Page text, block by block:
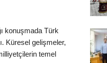
konuşmada Türk
Küresel gelişmeler,
temel